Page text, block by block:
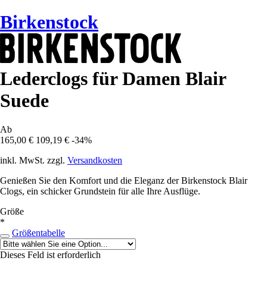
Birkenstock
Lederclogs für Damen Blair
Suede
Ab
165,00 € 109,19 € -34%
inkl. MwSt. zzgl. Versandkosten
Genießen Sie den Komfort und die Eleganz der Birkenstock Blair
Clogs, ein schicker Grundstein für alle Ihre Ausflüge.
Größe
*
Größentabelle
Dieses Feld ist erforderlich